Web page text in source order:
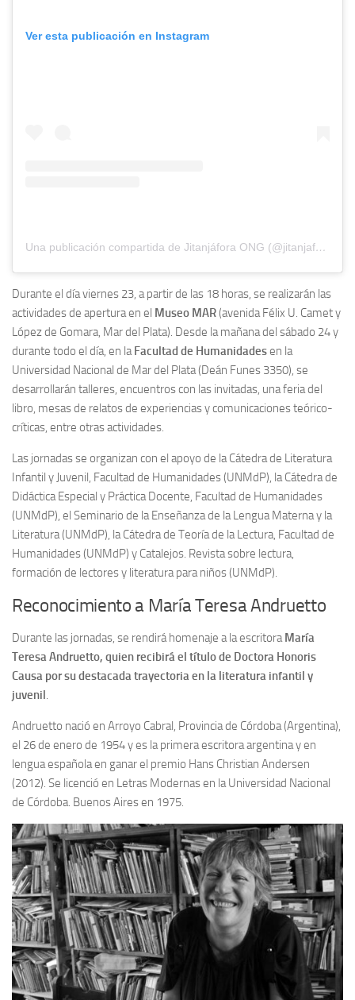
Ver esta publicación en Instagram
Una publicación compartida de Jitanjáfora ONG (@jitanjaforaong)
Durante el día viernes 23, a partir de las 18 horas, se realizarán las
actividades de apertura en el Museo MAR(avenida Félix U. Camet y
López de Gomara, Mar del Plata). Desde la mañana del sábado 24 y
durante todo el día, en laFacultad de Humanidadesen la
Universidad Nacional de Mar del Plata (Deán Funes 3350), se
desarrollarán talleres, encuentros con las invitadas, una feria del
libro, mesas de relatos de experiencias y comunicaciones teórico-
críticas, entre otras actividades.
Las jornadas se organizan con el apoyo de la Cátedra de Literatura
Infantil y Juvenil, Facultad de Humanidades (UNMdP), la Cátedra de
Didáctica Especial y Práctica Docente, Facultad de Humanidades
(UNMdP), el Seminario de la Enseñanza de la Lengua Materna y la
Literatura (UNMdP), la Cátedra de Teoría de la Lectura, Facultad de
Humanidades (UNMdP) y Catalejos. Revista sobre lectura,
formación de lectores y literatura para niños (UNMdP).
Reconocimiento a María Teresa Andruetto
Durante las jornadas, se rendirá homenaje a la escritoraMaría
Teresa Andruetto, quien recibirá el título de Doctora Honoris
Causa por su destacada trayectoria en la literatura infantil y
juvenil.
Andruetto nació en Arroyo Cabral, Provincia de Córdoba (Argentina),
el 26 de enero de 1954 y es la primera escritora argentina y en
lengua española en ganar el premio Hans Christian Andersen
(2012). Se licenció en Letras Modernas en la Universidad Nacional
de Córdoba. Buenos Aires en 1975.